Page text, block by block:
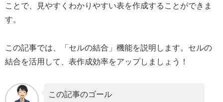
ことで、見やすくわかりやすい表を作成することができま
す。
この記事では、「セルの結合」機能を説明します。セルの
結合を活用して、表作成効率をアップしましょう！
この記事のゴール